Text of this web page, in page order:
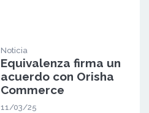
Noticia
Equivalenza firma un
acuerdo con Orisha
Commerce
11/03/25